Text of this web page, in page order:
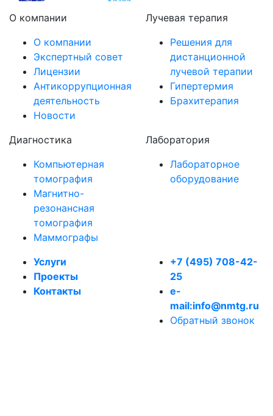
О компании
О компании
Экспертный совет
Лицензии
Антикоррупционная
деятельность
Новости
Лучевая терапия
Решения для
дистанционной
лучевой терапии
Гипертермия
Брахитерапия
Диагностика
Компьютерная
томография
Магнитно-
резонансная
томография
Маммографы
Лаборатория
Лабораторное
оборудование
Услуги
Проекты
Контакты
+7 (495) 708-42-
25
e-
mail:info@nmtg.ru
Обратный звонок